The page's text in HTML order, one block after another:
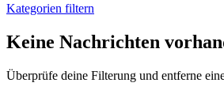
Kategorien filtern
Keine Nachrichten
Überprüfe deine Filterung und entferne